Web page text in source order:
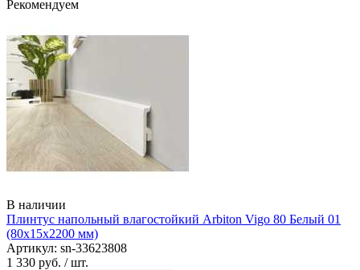
Рекомендуем
В наличии
Плинтус напольный влагостойкий Arbiton Vigo 80 Белый 01
(80х15х2200 мм)
Артикул: sn-33623808
1 330 руб. / шт.